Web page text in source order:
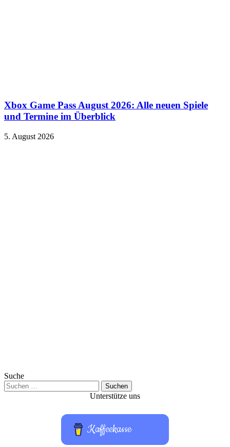
Xbox Game Pass August 2026: Alle neuen Spiele
und Termine im Überblick
5. August 2026
Suche
Suchen
nach:
Unterstütze uns
Kaffeekasse